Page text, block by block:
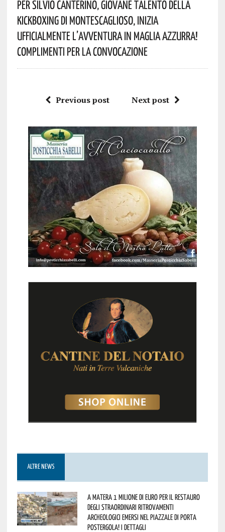
Per Silvio Canterino, Giovane Talento Della
Kickboxing Di Montescaglioso, Inizia
Ufficialmente L’avventura In Maglia Azzurra!
Complimenti Per La Convocazione
Previous post Next post
ALTRE NEWS
A Matera 1 milione di euro per il restauro
degli straordinari ritrovamenti
archeologici emersi nel piazzale di Porta
Postergola! I dettagli